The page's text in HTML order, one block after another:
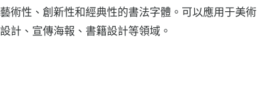
藝術性、創新性和經典性的書法字體。可以應用于美術
設計、宣傳海報、書籍設計等領域。